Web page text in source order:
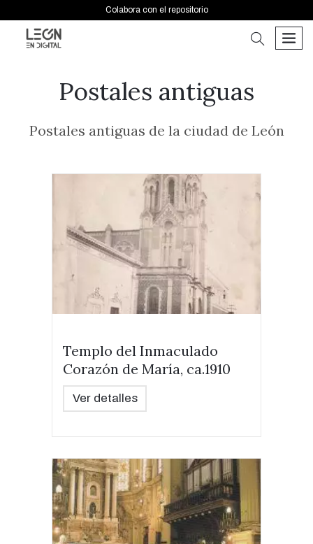
Colabora con el repositorio
buscar
Postales antiguas
Postales antiguas de la ciudad de León
Templo del Inmaculado
Corazón de María, ca.1910
Ver detalles